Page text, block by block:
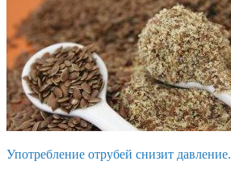
Употребление отрубей снизит давление.